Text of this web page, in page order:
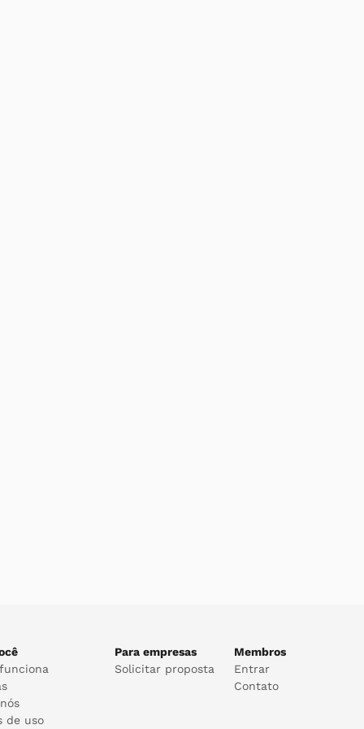
de uso
Para empresas
Solicitar proposta
Membros
Entrar
Contato